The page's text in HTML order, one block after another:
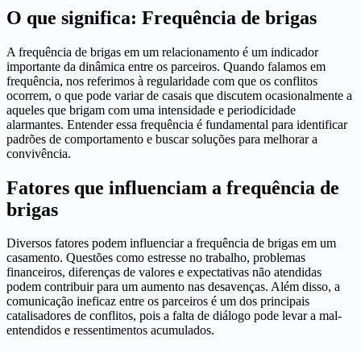
O que significa: Frequência de brigas
A frequência de brigas em um relacionamento é um indicador
importante da dinâmica entre os parceiros. Quando falamos em
frequência, nos referimos à regularidade com que os conflitos
ocorrem, o que pode variar de casais que discutem ocasionalmente a
aqueles que brigam com uma intensidade e periodicidade
alarmantes. Entender essa frequência é fundamental para identificar
padrões de comportamento e buscar soluções para melhorar a
convivência.
Fatores que influenciam a frequência de
brigas
Diversos fatores podem influenciar a frequência de brigas em um
casamento. Questões como estresse no trabalho, problemas
financeiros, diferenças de valores e expectativas não atendidas
podem contribuir para um aumento nas desavenças. Além disso, a
comunicação ineficaz entre os parceiros é um dos principais
catalisadores de conflitos, pois a falta de diálogo pode levar a mal-
entendidos e ressentimentos acumulados.